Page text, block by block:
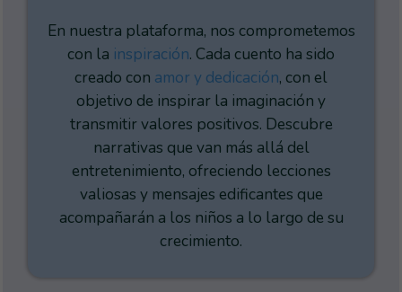
En nuestra plataforma, nos comprometemos
con la inspiración. Cada cuento ha sido
creado con amor y dedicación, con el
objetivo de inspirar la imaginación y
transmitir valores positivos. Descubre
narrativas que van más allá del
entretenimiento, ofreciendo lecciones
valiosas y mensajes edificantes que
acompañarán a los niños a lo largo de su
crecimiento.